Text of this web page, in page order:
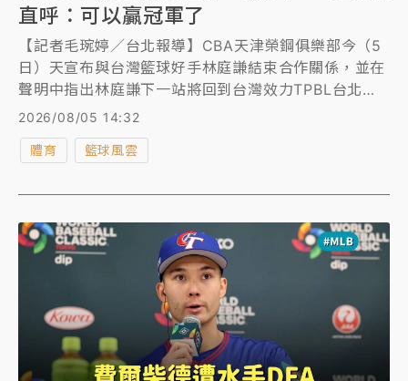
直呼：可以贏冠軍了
【記者毛琬婷／台北報導】CBA天津榮鋼俱樂部今（5
日）天宣布與台灣籃球好手林庭謙結束合作關係，並在
聲明中指出林庭謙下一站將回到台灣效力TPBL台北台
新戰神隊，對此，今天出席瓊斯盃記者會的戰神球員也
被問到此事。雷蒙恩笑著說：「超級開心、超級期待
的，覺得可以贏冠軍了。」
2026/08/05 14:32
體育 籃球風雲